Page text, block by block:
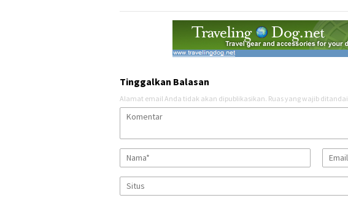
Tinggalkan Balasan
Alamat email Anda tidak akan dipublikasikan. Ruas yang wajib ditandai